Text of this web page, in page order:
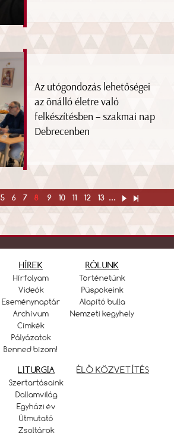
Az utógondozás lehetőségei
az önálló életre való
felkészítésben – szakmai nap
Debrecenben
5 6 7 8 9 10 11 12 13 ...
HÍREK
Hírfolyam
Videók
Eseménynaptár
Archívum
Címkék
Pályázatok
Benned bízom!
RÓLUNK
Történetünk
Püspökeink
Alapító bulla
Nemzeti kegyhely
LITURGIA
Szertartásaink
Dallamvilág
Egyházi év
Útmutató
Zsoltárok
ÉLŐ KÖZVETÍTÉS